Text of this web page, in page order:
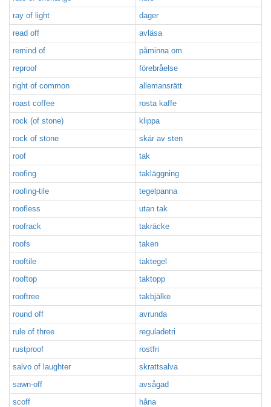
ray of light
dager
read off
avläsa
remind of
påminna om
reproof
förebråelse
right of common
allemansrätt
roast coffee
rosta kaffe
rock (of stone)
klippa
rock of stone
skär av sten
roof
tak
roofing
takläggning
roofing-tile
tegelpanna
roofless
utan tak
roofrack
takräcke
roofs
taken
rooftile
taktegel
rooftop
taktopp
rooftree
takbjälke
round off
avrunda
rule of three
reguladetri
rustproof
rostfri
salvo of laughter
skrattsalva
sawn-off
avsågad
scoff
håna